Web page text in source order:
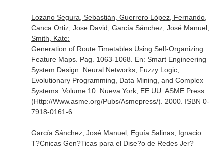
Lozano Segura, Sebastián, Guerrero López, Fernando,
Canca Ortiz, Jose David, García Sánchez, José Manuel,
Smith, Kate:
Generation of Route Timetables Using Self-Organizing
Feature Maps. Pag. 1063-1068. En: Smart Engineering
System Design: Neural Networks, Fuzzy Logic,
Evolutionary Programming, Data Mining, and Complex
Systems. Volume 10. Nueva York, EE.UU. ASME Press
(Http://Www.asme.org/Pubs/Asmepress/). 2000. ISBN 0-
7918-0161-6
García Sánchez, José Manuel, Eguía Salinas, Ignacio:
T?Cnicas Gen?Ticas para el Dise?o de Redes Jer?